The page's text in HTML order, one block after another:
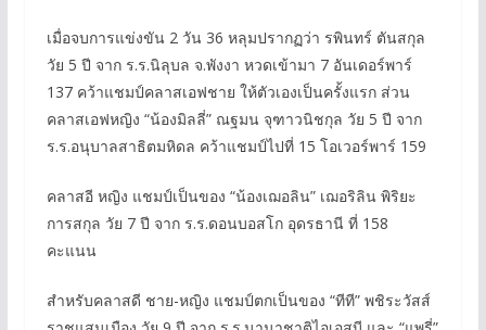
เมื่อจบการแข่งขัน 2 วัน 36 หลุมปรากฏว่า รพินทร์ ตันสกุล
วัย 5 ปี จาก ร.ร.นิลุบล จ.พังงา หวดเข้ามา 7 อันเดอร์พาร์
137 คว้าแชมป์คลาสเอฟชาย ให้ตัวเองเป็นครั้งแรก ส่วน
คลาสเอฟหญิง “น้องมิลลี่” ณฐมน จุฑาวนิชกุล วัย 5 ปี จาก
ร.ร.อนุบาลสาธิตมหิดล คว้าแชมป์ไปที่ 15 โอเวอร์พาร์ 159
คลาสอี หญิง แชมป์เป็นของ “น้องเฌอลิน” เฌอริลิน พิริยะ
การสกุล วัย 7 ปี จาก ร.ร.ดอนบอสโก อุดรธานี ที่ 158
คะแนน
สำหรับคลาสดี ชาย-หญิง แชมป์ตกเป็นของ “ทีที” พชิระวัสส์